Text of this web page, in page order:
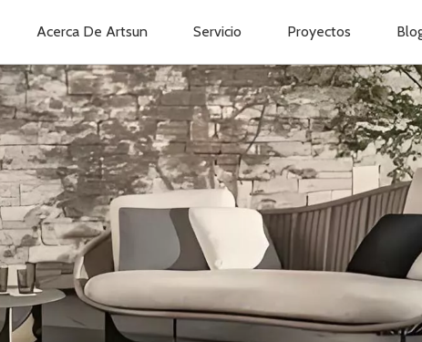
Acerca De Artsun Servicio Proyectos